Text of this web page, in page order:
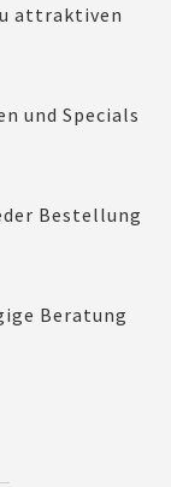
attraktiven
und Specials
Bestellung
Beratung